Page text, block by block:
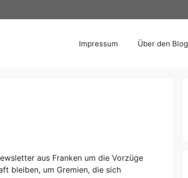
Impressum Über den Blog
aus Franken um die Vorzüge
bleiben, um Gremien, die sich